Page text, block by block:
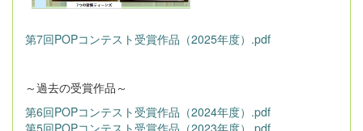
第7回POPコンテスト受賞作品（2025年度）.pdf
～過去の受賞作品～
第6回POPコンテスト受賞作品（2024年度）.pdf
第5回POPコンテスト受賞作品（2023年度）.pdf